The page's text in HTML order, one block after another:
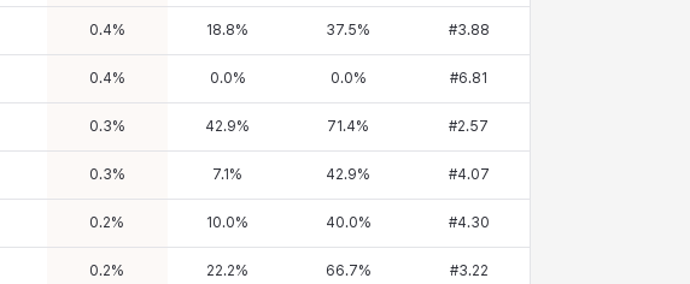
0.4% 18.8% 37.5% #3.88
0.4% 0.0% 0.0% #6.81
0.3% 42.9% 71.4% #2.57
0.3% 7.1 % 42.9% #4.07
0.2% 10.0% 40.0% #4.30
0.2% 22.2% 66.7% #3.22